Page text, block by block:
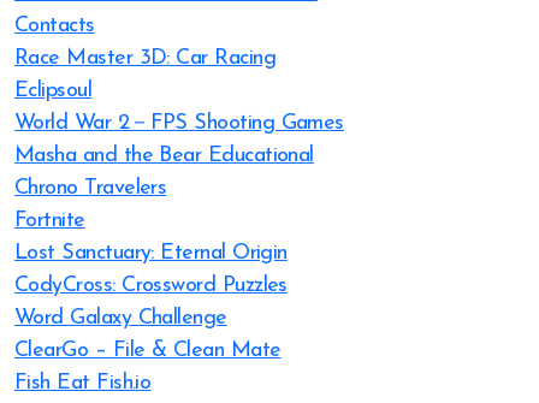
Contacts
Race Master 3D: Car Racing
Eclipsoul
World War 2－FPS Shooting Games
Masha and the Bear Educational
Chrono Travelers
Fortnite
Lost Sanctuary: Eternal Origin
CodyCross: Crossword Puzzles
Word Galaxy Challenge
ClearGo – File & Clean Mate
Fish Eat Fish.io